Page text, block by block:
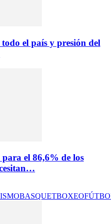
el país y presión del
el 86,6% de los
BASQUETBOXEO